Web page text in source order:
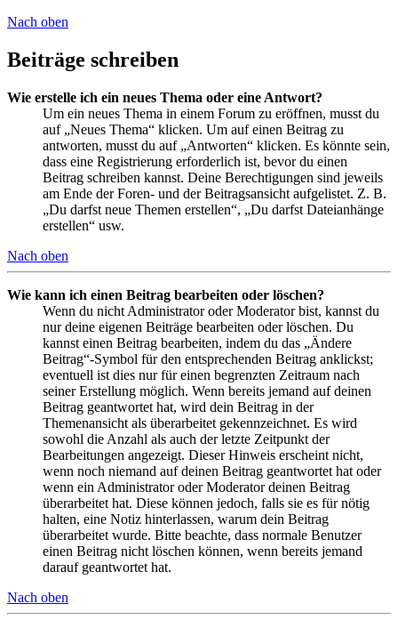
Nach oben
Beiträge schreiben
Wie erstelle ich ein neues Thema oder eine Antwort?
Um ein neues Thema in einem Forum zu eröffnen, musst du
auf „Neues Thema“ klicken. Um auf einen Beitrag zu
antworten, musst du auf „Antworten“ klicken. Es könnte sein,
dass eine Registrierung erforderlich ist, bevor du einen
Beitrag schreiben kannst. Deine Berechtigungen sind jeweils
am Ende der Foren- und der Beitragsansicht aufgelistet. Z. B.
„Du darfst neue Themen erstellen“, „Du darfst Dateianhänge
erstellen“ usw.
Nach oben
Wie kann ich einen Beitrag bearbeiten oder löschen?
Wenn du nicht Administrator oder Moderator bist, kannst du
nur deine eigenen Beiträge bearbeiten oder löschen. Du
kannst einen Beitrag bearbeiten, indem du das „Ändere
Beitrag“-Symbol für den entsprechenden Beitrag anklickst;
eventuell ist dies nur für einen begrenzten Zeitraum nach
seiner Erstellung möglich. Wenn bereits jemand auf deinen
Beitrag geantwortet hat, wird dein Beitrag in der
Themenansicht als überarbeitet gekennzeichnet. Es wird
sowohl die Anzahl als auch der letzte Zeitpunkt der
Bearbeitungen angezeigt. Dieser Hinweis erscheint nicht,
wenn noch niemand auf deinen Beitrag geantwortet hat oder
wenn ein Administrator oder Moderator deinen Beitrag
überarbeitet hat. Diese können jedoch, falls sie es für nötig
halten, eine Notiz hinterlassen, warum dein Beitrag
überarbeitet wurde. Bitte beachte, dass normale Benutzer
einen Beitrag nicht löschen können, wenn bereits jemand
darauf geantwortet hat.
Nach oben